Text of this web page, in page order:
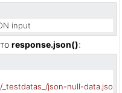
input
response.json():
json-null-data.json"